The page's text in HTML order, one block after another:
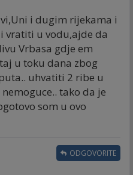
i dugim rijekama i
vratiti u vodu,ajde da
Vrbasa gdje em
u toku dana zbog
uhvatiti 2 ribe u
tako da je
som u ovo
ODGOVORITE